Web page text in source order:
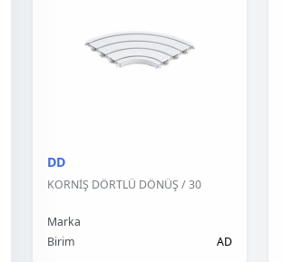
DD
KORNİŞ DÖRTLÜ DÖNÜŞ / 30
Marka
Birim
AD